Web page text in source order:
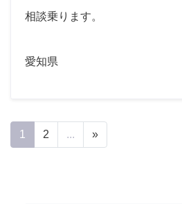
相談乗ります。
愛知県
1 2 ... »